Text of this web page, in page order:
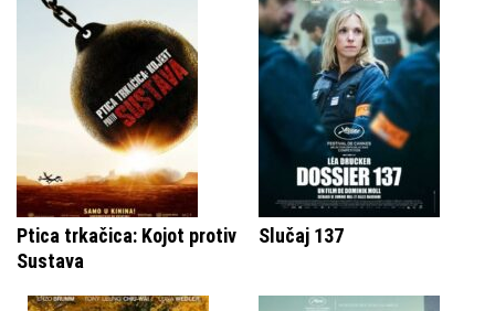
Ptica trkačica: Kojot protiv
Sustava
Slučaj 137